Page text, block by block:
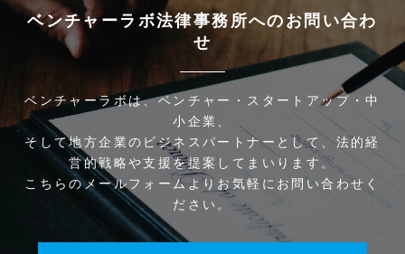
ベンチャーラボ法律事務所へのお問い合わ
せ
ベンチャーラボは、ベンチャー・スタートアップ・中
小企業、
そして地方企業のビジネスパートナーとして、法的経
営的戦略や支援を提案してまいります。
こちらのメールフォームよりお気軽にお問い合わせく
ださい。